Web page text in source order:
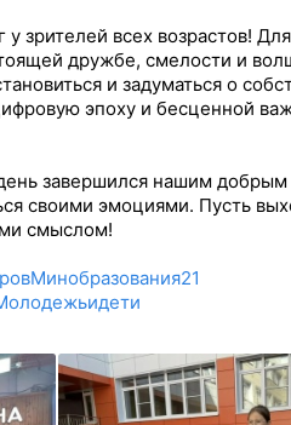
зрителей всех возрастов!
дружбе, смелости и
и задуматься о
эпоху и бесценной
завершился нашим добрым
своими эмоциями. Пусть
смыслом!